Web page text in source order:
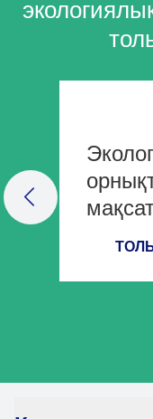
PREVIOUS SLIDE